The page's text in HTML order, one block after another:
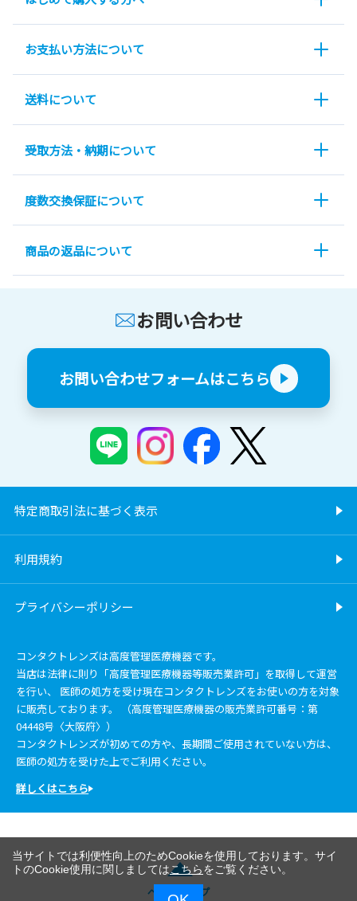
お支払い方法について
送料について
受取方法・納期について
度数交換保証について
商品の返品について
お問い合わせ
お問い合わせフォームはこちら
特定商取引法に基づく表示
利用規約
プライバシーポリシー
コンタクトレンズは高度管理医療機器です。
当店は法律に則り「高度管理医療機器等販売業許可」を取得して運営
を行い、 医師の処方を受け現在コンタクトレンズをお使いの方を対象
に販売しております。 （高度管理医療機器の販売業許可番号：第
04448号〈大阪府〉）
コンタクトレンズが初めての方や、長期間ご使用されていない方は、
医師の処方を受けた上でご利用ください。
詳しくはこちら
ページトップ
当サイトでは利便性向上のためCookieを使用しております。サイ
トのCookie使用に関しましてはこちらをご覧ください。